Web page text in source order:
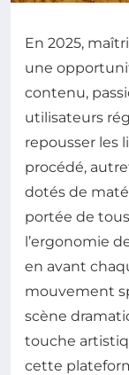
En 2025,
une
contenu,
utilisateurs
repousser les
procédé,
dotés de
portée de
l’ergonomie
en avant
mouvement
scène
touche
cette